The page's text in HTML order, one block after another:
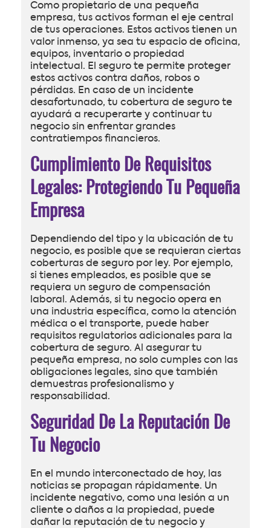
Como propietario de una pequeña
empresa, tus activos forman el eje central
de tus operaciones. Estos activos tienen un
valor inmenso, ya sea tu espacio de oficina,
equipos, inventario o propiedad
intelectual. El seguro te permite proteger
estos activos contra daños, robos o
pérdidas. En caso de un incidente
desafortunado, tu cobertura de seguro te
ayudará a recuperarte y continuar tu
negocio sin enfrentar grandes
contratiempos financieros.
Cumplimiento De Requisitos
Legales: Protegiendo Tu Pequeña
Empresa
Dependiendo del tipo y la ubicación de tu
negocio, es posible que se requieran ciertas
coberturas de seguro por ley. Por ejemplo,
si tienes empleados, es posible que se
requiera un seguro de compensación
laboral. Además, si tu negocio opera en
una industria específica, como la atención
médica o el transporte, puede haber
requisitos regulatorios adicionales para la
cobertura de seguro. Al asegurar tu
pequeña empresa, no solo cumples con las
obligaciones legales, sino que también
demuestras profesionalismo y
responsabilidad.
Seguridad De La Reputación De
Tu Negocio
En el mundo interconectado de hoy, las
noticias se propagan rápidamente. Un
incidente negativo, como una lesión a un
cliente o daños a la propiedad, puede
dañar la reputación de tu negocio y